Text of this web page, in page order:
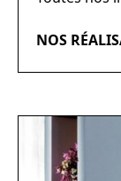
NOS